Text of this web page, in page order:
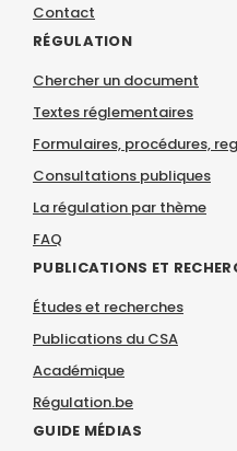
Contact
RÉGULATION
Chercher un document
Textes réglementaires
Formulaires, procédures,
Consultations publiques
La régulation par thème
FAQ
PUBLICATIONS ET
Études et recherches
Publications du CSA
Académique
Régulation.be
GUIDE MÉDIAS